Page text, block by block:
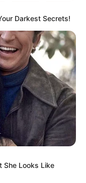
Darkest Secrets!
She Looks Like